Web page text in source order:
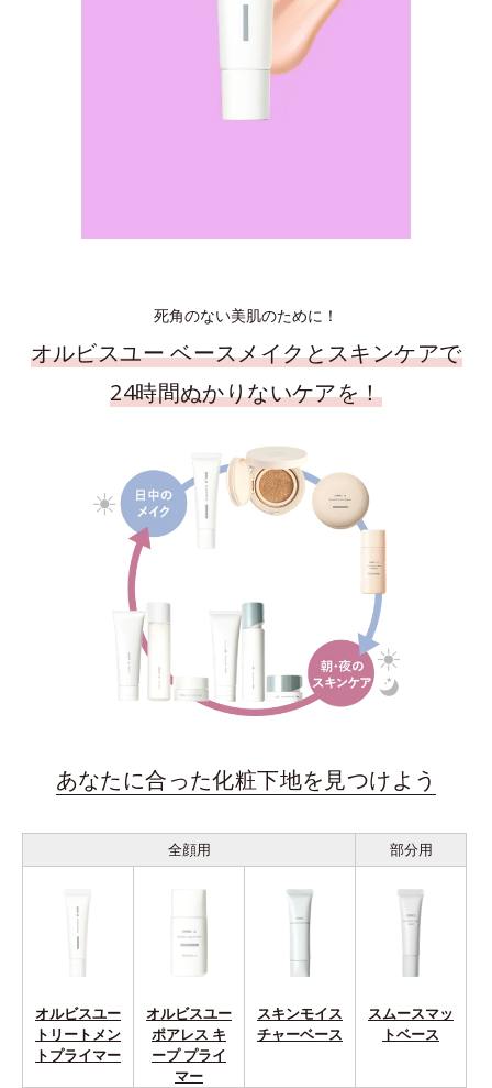
死角のない美肌のために！
オルビスユー ベースメイクとスキンケアで
24時間ぬかりないケアを！
あなたに合った化粧下地を見つけよう
全顔用 部分用
オルビスユー
トリートメン
トプライマー
オルビスユー
ポアレス キ
ープ プライ
マー
スキンモイス
チャーベース
スムースマッ
トベース